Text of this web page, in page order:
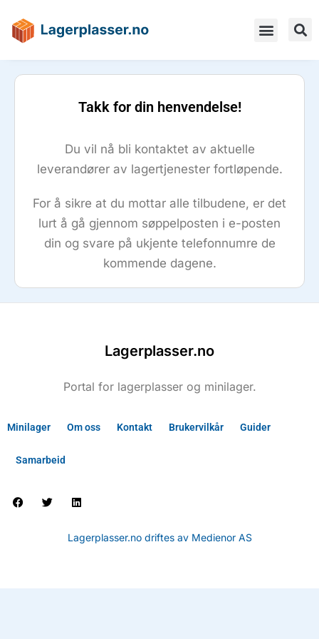
Takk for din henvendelse!
Du vil nå bli kontaktet av aktuelle
leverandører av lagertjenester fortløpende.
For å sikre at du mottar alle tilbudene, er det
lurt å gå gjennom søppelposten i e-posten
din og svare på ukjente telefonnumre de
kommende dagene.
Lagerplasser.no
Portal for lagerplasser og minilager.
Minilager Om oss Kontakt Brukervilkår Guider
Samarbeid
Lagerplasser.no driftes av Medienor AS